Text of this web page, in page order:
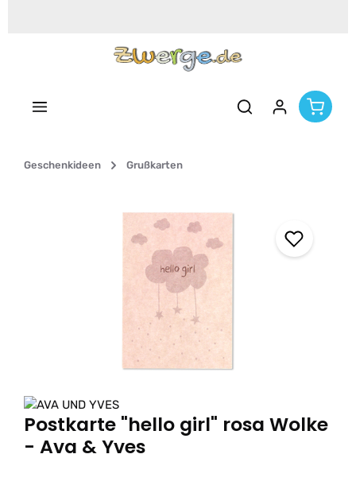
Geschenkideen Grußkarten
Bildergalerie überspringen
Postkarte "hello girl" rosa Wolke
- Ava & Yves